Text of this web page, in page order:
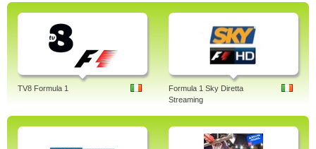
TV8 Formula 1
Formula 1 Sky Diretta
Streaming